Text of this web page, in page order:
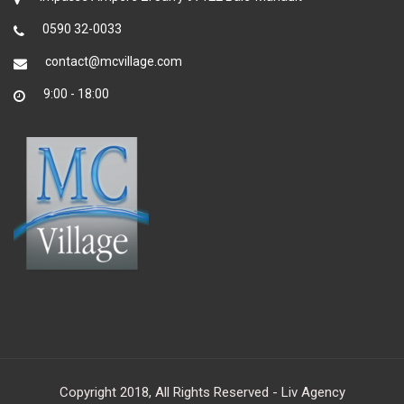
0590 32-0033
contact@mcvillage.com
9:00 - 18:00
Copyright 2018, All Rights Reserved - Liv Agency